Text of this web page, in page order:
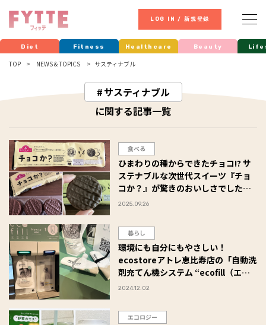
LOG IN / 新規登録
Diet Fitness Healthcare Beauty
TOP NEWS & TOPICS サスティナブル
サスティナブル
に関する記事一覧
食べる
ひまわりの種からできたチョコ!? サ
ステナブルな次世代スイーツ『チョ
コか？』が驚きのおいしさでした！
#Omezaトーク
2025.09.26
暮らし
環境にも自分にもやさしい！
ecostoreアトレ恵比寿店の「自動洗
剤充てん機システム “ecofill（エコ
フィル）”」を試してみた #Omeza
2024.12.02
エコロジー